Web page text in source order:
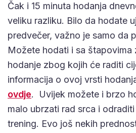
Čak i 15 minuta hodanja
veliku razliku. Bilo da hodate
predvečer, važno je samo da
Možete hodati i sa štapovima
hodanje zbog kojih će raditi
informacija o ovoj vrsti
ovdje. Uvijek možete i brzo
malo ubrzati rad srca i
trening. Evo još nekih